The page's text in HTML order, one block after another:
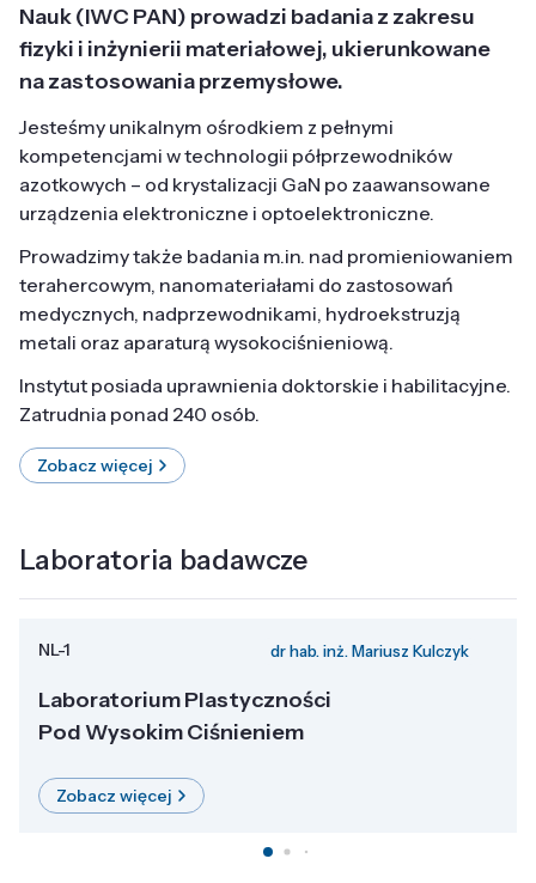
Nauk (IWC PAN) prowadzi badania z zakresu
fizyki i inżynierii materiałowej, ukierunkowane
na zastosowania przemysłowe.
Jesteśmy unikalnym ośrodkiem z pełnymi
kompetencjami w technologii półprzewodników
azotkowych – od krystalizacji GaN po zaawansowane
urządzenia elektroniczne i optoelektroniczne.
Prowadzimy także badania m.in. nad promieniowaniem
terahercowym, nanomateriałami do zastosowań
medycznych, nadprzewodnikami, hydroekstruzją
metali oraz aparaturą wysokociśnieniową.
Instytut posiada uprawnienia doktorskie i habilitacyjne.
Zatrudnia ponad 240 osób.
Zobacz więcej
Laboratoria badawcze
NL-1 dr hab. inż. Mariusz Kulczyk
Laboratorium Plastyczności
Pod Wysokim Ciśnieniem
Zobacz więcej